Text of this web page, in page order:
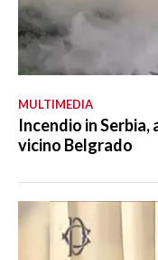
MULTIMEDIA
Incendio in
vicino Belgrado